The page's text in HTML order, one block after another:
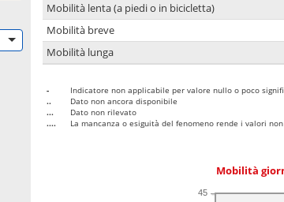
Mobilità lenta (a piedi o in bicicletta)
Mobilità breve
Mobilità lunga
-
Indicatore non applicabile per valore nullo o poco
..
Dato non ancora disponibile
...
Dato non rilevato
....
La mancanza o esiguità del fenomeno rende i valori
Mobilità
45